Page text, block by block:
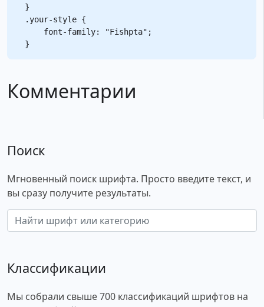
}
.your-style {
    font-family: "Fishpta";
Комментарии
Поиск
Мгновенный поиск шрифта. Просто введите текст, и
вы сразу получите результаты.
Классификации
Мы собрали свыше 700 классификаций шрифтов на